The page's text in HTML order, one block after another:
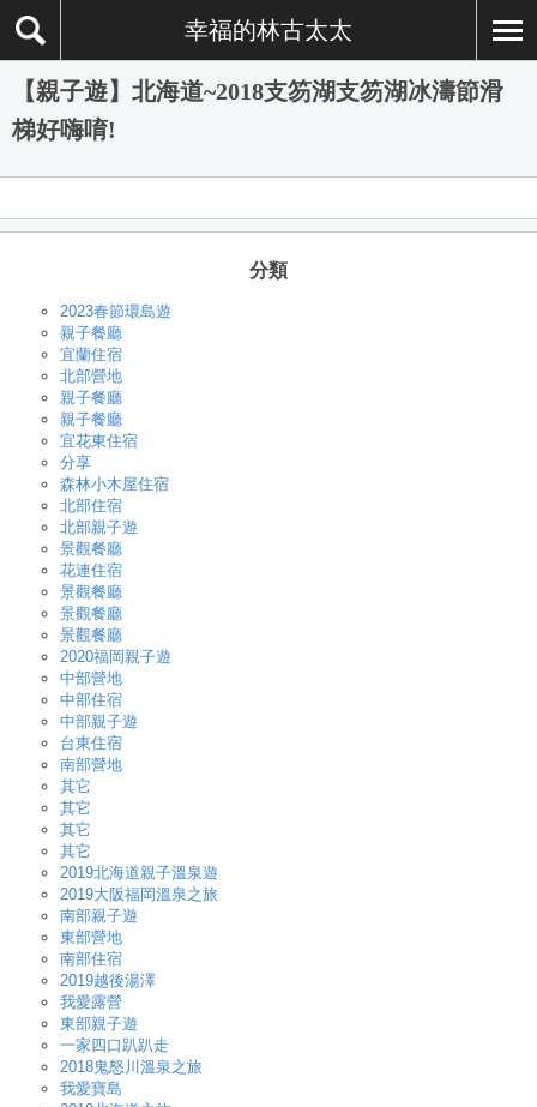
幸福的林古太太
【親子遊】北海道~2018支笏湖支笏湖冰濤節滑
梯好嗨唷!
分類
2023春節環島遊
親子餐廳
宜蘭住宿
北部營地
親子餐廳
親子餐廳
宜花東住宿
分享
森林小木屋住宿
北部住宿
北部親子遊
景觀餐廳
花連住宿
景觀餐廳
景觀餐廳
景觀餐廳
2020福岡親子遊
中部營地
中部住宿
中部親子遊
台東住宿
南部營地
其它
其它
其它
其它
2019北海道親子溫泉遊
2019大阪福岡溫泉之旅
南部親子遊
東部營地
南部住宿
2019越後湯澤
我愛露營
東部親子遊
一家四口趴趴走
2018鬼怒川溫泉之旅
我愛寶島